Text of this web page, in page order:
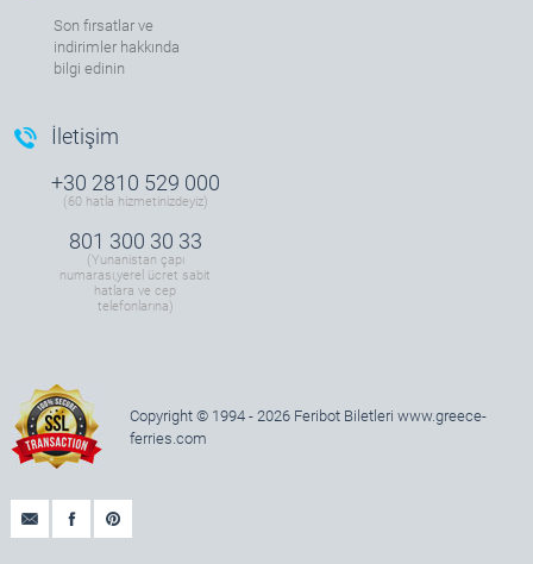
Son fırsatlar ve
indirimler hakkında
bilgi edinin
İletişim
+30 2810 529 000
(60 hatla hizmetinizdeyiz)
801 300 30 33
(Yunanistan çapı
numarası,yerel ücret sabit
hatlara ve cep
telefonlarına)
Copyright © 1994 - 2026 Feribot Biletleri www.greece-
ferries.com